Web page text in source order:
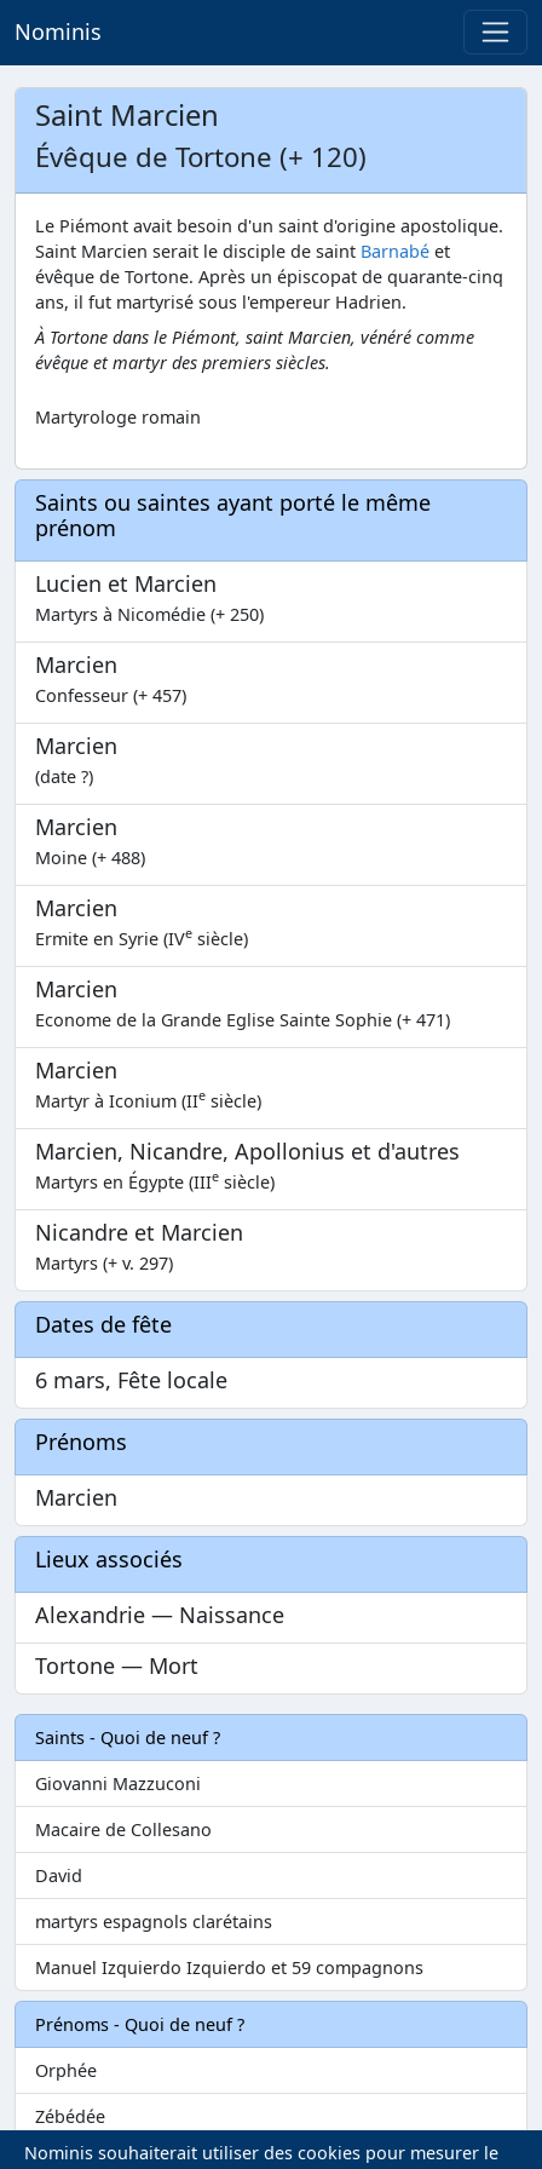
Nominis
Saint Marcien
Évêque de Tortone (+ 120)
Le Piémont avait besoin d'un saint d'origine apostolique.
Saint Marcien serait le disciple de saint Barnabé et
évêque de Tortone. Après un épiscopat de quarante-cinq
ans, il fut martyrisé sous l'empereur Hadrien.
À Tortone dans le Piémont, saint Marcien, vénéré comme
évêque et martyr des premiers siècles.
Martyrologe romain
Saints ou saintes ayant porté le même
prénom
Lucien et Marcien
Martyrs à Nicomédie (+ 250)
Marcien
Confesseur (+ 457)
Marcien
(date ?)
Marcien
Moine (+ 488)
Marcien
Ermite en Syrie (IVe siècle)
Marcien
Econome de la Grande Eglise Sainte Sophie (+ 471)
Marcien
Martyr à Iconium (IIe siècle)
Marcien, Nicandre, Apollonius et d'autres
Martyrs en Égypte (IIIe siècle)
Nicandre et Marcien
Martyrs (+ v. 297)
Dates de fête
6 mars, Fête locale
Prénoms
Marcien
Lieux associés
Alexandrie — Naissance
Tortone — Mort
Saints - Quoi de neuf ?
Giovanni Mazzuconi
Macaire de Collesano
David
martyrs espagnols clarétains
Manuel Izquierdo Izquierdo et 59 compagnons
Prénoms - Quoi de neuf ?
Orphée
Zébédée
Melvil
Nominis souhaiterait utiliser des cookies pour mesurer le